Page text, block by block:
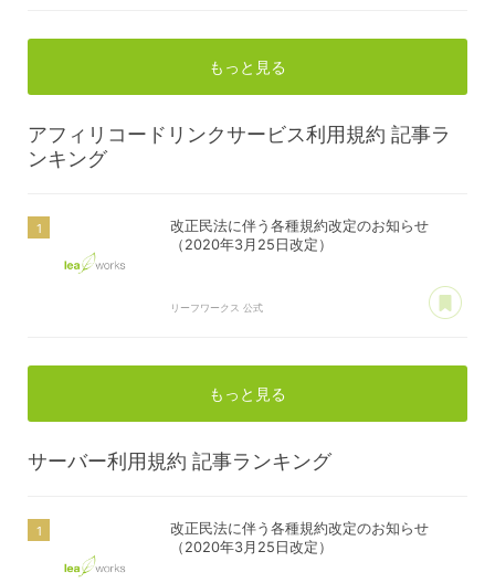
もっと見る
アフィリコードリンクサービス利用規約 記事ラ
ンキング
改正民法に伴う各種規約改定のお知らせ
（2020年3月25日改定）
リーフワークス 公式
もっと見る
サーバー利用規約 記事ランキング
改正民法に伴う各種規約改定のお知らせ
（2020年3月25日改定）